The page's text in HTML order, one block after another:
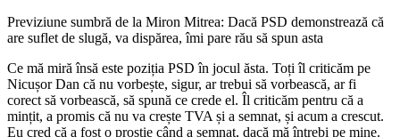
Previziune sumbră de la Miron Mitrea: Dacă PSD demonstrează că
are suflet de slugă, va dispărea, îmi pare rău să spun asta
Ce mă miră însă este poziția PSD în jocul ăsta. Toți îl criticăm pe
Nicușor Dan că nu vorbește, sigur, ar trebui să vorbească, ar fi
corect să vorbească, să spună ce crede el. Îl criticăm pentru că a
mințit, a promis că nu va crește TVA și a semnat, și acum a crescut.
Eu cred că a fost o prostie când a semnat, dacă mă întrebi pe mine.